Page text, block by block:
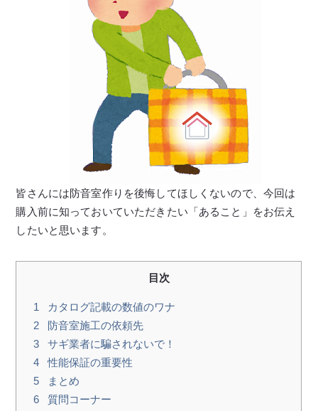
皆さんには防音室作りを後悔してほしくないので、今回は
購入前に知っておいていただきたい「あること」をお伝え
したいと思います。
目次
1
カタログ記載の数値のワナ
2
防音室施工の依頼先
3
サギ業者に騙されないで！
4
性能保証の重要性
5
まとめ
6
質問コーナー